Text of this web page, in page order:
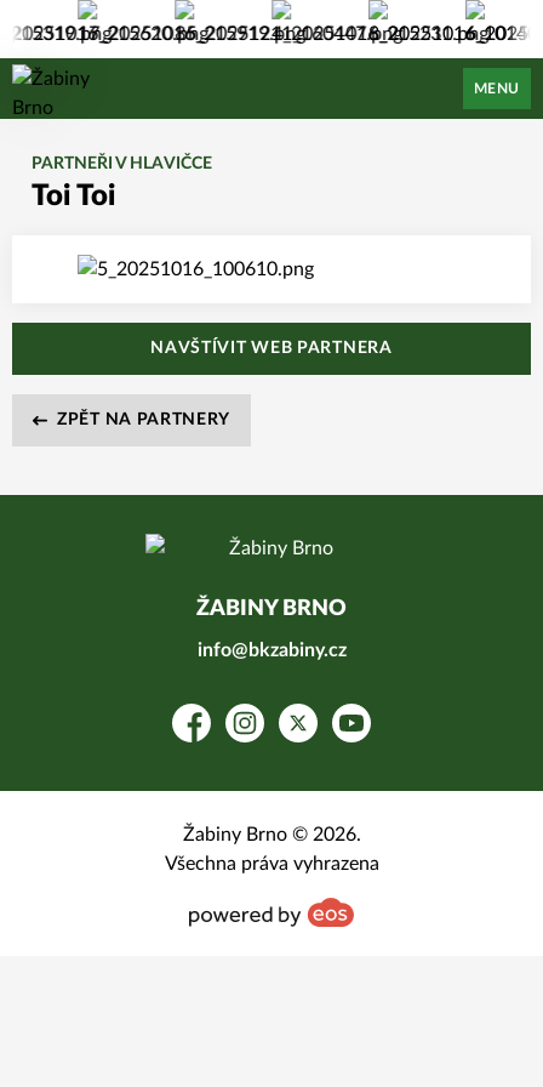
Žabiny Brno
MENU
PARTNEŘI V HLAVIČCE
Toi Toi
NAVŠTÍVIT WEB PARTNERA
ZPĚT NA PARTNERY
ŽABINY BRNO
info@bkzabiny.cz
FacebookInstagramPlatform X
YouTube
Žabiny Brno © 2026.
Všechna práva vyhrazena